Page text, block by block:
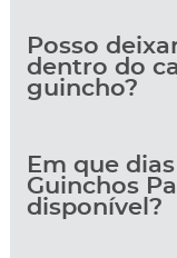
Posso
dentro do
guincho?
Em que
Guinchos
disponível?